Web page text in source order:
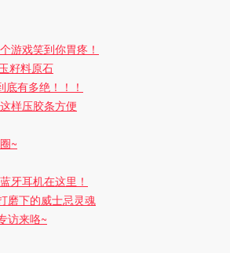
游戏笑到你胃疼！
籽料原石
有多绝！！！
样压胶条方便
~
牙耳机在这里！
磨下的威士忌灵魂
访来咯~